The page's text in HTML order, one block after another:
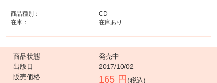
商品種別：
CD
在庫：
在庫あり
商品状態
発売中
出版日
2017/10/02
販売価格
165 円 (税込)